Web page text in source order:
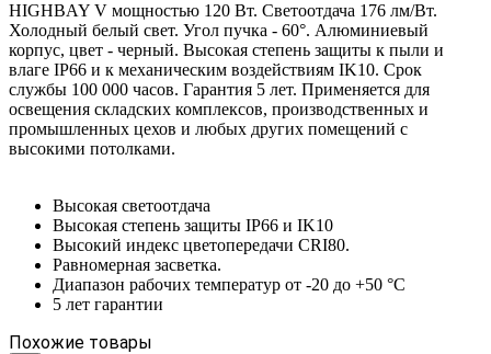
HIGHBAY V мощностью 120 Вт. Светоотдача 176 лм/Вт.
Холодный белый свет. Угол пучка - 60°. Алюминиевый
корпус, цвет - черный. Высокая степень защиты к пыли и
влаге IP66 и к механическим воздействиям IK10. Срок
службы 100 000 часов. Гарантия 5 лет. Применяется для
освещения складских комплексов, производственных и
промышленных цехов и любых других помещений с
высокими потолками.
Высокая светоотдача
Высокая степень защиты IP66 и IK10
Высокий индекс цветопередачи CRI80.
Равномерная засветка.
Диапазон рабочих температур от -20 до +50 °C
5 лет гарантии
Похожие товары